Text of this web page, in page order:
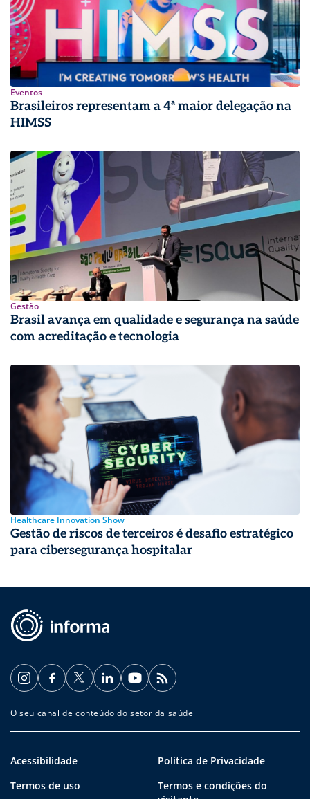
Eventos
Brasileiros representam a 4ª maior delegação na
HIMSS
Gestão
Brasil avança em qualidade e segurança na saúde
com acreditação e tecnologia
Healthcare Innovation Show
Gestão de riscos de terceiros é desafio estratégico
para cibersegurança hospitalar
O seu canal de conteúdo do setor da saúde
Acessibilidade
Política de Privacidade
Termos de uso
Termos e condições do